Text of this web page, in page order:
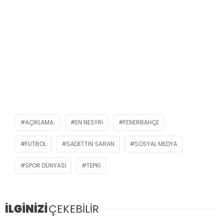
AÇIKLAMA; EN NESYRI FENERBAHÇE
FUTBOL SADETTIN SARAN SOSYAL MEDYA
SPOR DÜNYASI TEPKI
İLGİNİZİÇEKEBİLİR